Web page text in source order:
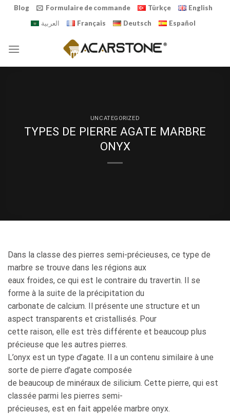
SkipBlog Formulaire de commande Türkçe
English
العربية
Français Deutsch Español
UNCATEGORIZED
TYPES DE PIERRE AGATE MARBRE
ONYX
Dans la classe des pierres semi-précieuses, ce type de
marbre se trouve dans les régions aux
eaux froides, ce qui est le contraire du travertin. Il se
forme à la suite de la précipitation du
carbonate de calcium. Il présente une structure et un
aspect transparents et cristallisés. Pour
cette raison, elle est très différente et beaucoup plus
précieuse que les autres pierres.
L’onyx est un type d’agate. Il a un contenu similaire à une
sorte de pierre d’agate composée
de beaucoup de minéraux de silicium. Cette pierre, qui est
classée parmi les pierres semi-
précieuses, est en fait appelée marbre onyx.